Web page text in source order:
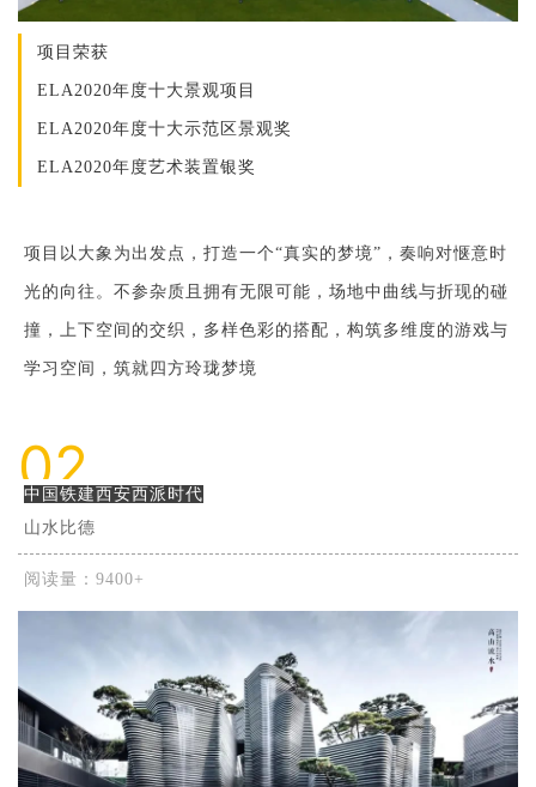
项目荣获
ELA2020年度十大景观项目
ELA2020年度十大示范区景观奖
ELA2020年度艺术装置银奖
项目以大象为出发点，打造一个“真实的梦境”，奏响对惬意时
光的向往。不参杂质且拥有无限可能，场地中曲线与折现的碰
撞，上下空间的交织，多样色彩的搭配，构筑多维度的游戏与
学习空间，筑就四方玲珑梦境
02
中国铁建西安西派时代
山水比德
阅读量：9400+